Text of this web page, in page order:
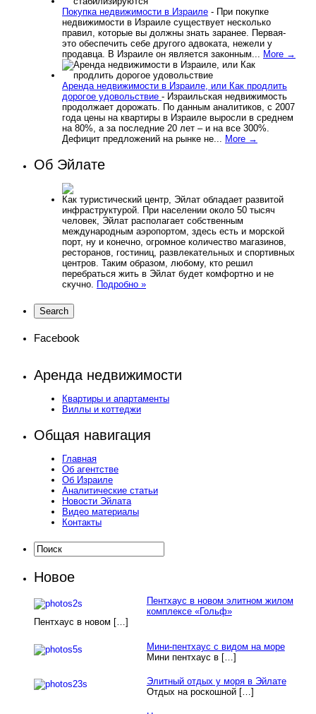
Покупка недвижимости в Израиле - При покупке
недвижимости в Израиле существует несколько
правил, которые вы должны знать заранее. Первая-
это обеспечить себе другого адвоката, нежели у
продавца. В Израиле он является законным... More →
Аренда недвижимости в Израиле, или Как продлить
дорогое удовольствие - Израильская недвижимость
продолжает дорожать. По данным аналитиков, с 2007
года цены на квартиры в Израиле выросли в среднем
на 80%, а за последние 20 лет – и на все 300%.
Дефицит предложений на рынке не... More →
Об Эйлате
Как туристический центр, Эйлат обладает развитой
инфраструктурой. При населении около 50 тысяч
человек, Эйлат располагает собственным
международным аэропортом, здесь есть и морской
порт, ну и конечно, огромное количество магазинов,
ресторанов, гостиниц, развлекательных и спортивных
центров. Таким образом, любому, кто решил
перебраться жить в Эйлат будет комфортно и не
скучно. Подробно »
Facebook
Аренда недвижимости
Квартиры и апартаменты
Виллы и коттеджи
Общая навигация
Главная
Об агентстве
Об Израиле
Аналитические статьи
Новости Эйлата
Видео материалы
Контакты
Новое
Пентхаус в новом элитном жилом
комплексе «Гольф»
Пентхаус в новом […]
Мини-пентхаус с видом на море
Мини пентхаус в […]
Элитный отдых у моря в Эйлате
Отдых на роскошной […]